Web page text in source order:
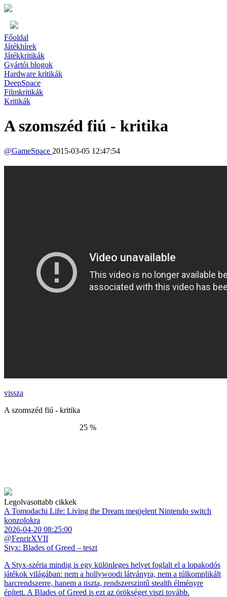
Főoldal
Játékhírek
Játékkritikák
Gyártói blogok
Hardware kritikák
DeepSpace
Filmkritikák
Kritikák
A szomszéd fiú - kritika
@GameSpace 2015-03-05 12:47:54
vissza
A szomszéd fiú - kritika
25 %
Legolvasottabb cikkek
A Tomodachi Life: Living the Dream megjelent Nintendo switch
konzolokra
2026-04-20 08:25:00
@FenrirXVII
Styx: Blades of Greed – teszt
A Styx-széria mindig is egy különleges helyet foglalt el a lopakodós
játékok világában: nem a hollywoodi látványra, nem a túlkomplikált
harcrendszerre, hanem a tiszta, rendszerszintű stealth élményre
épített. A Blades of Greed is ezt az örökséget viszi tovább.